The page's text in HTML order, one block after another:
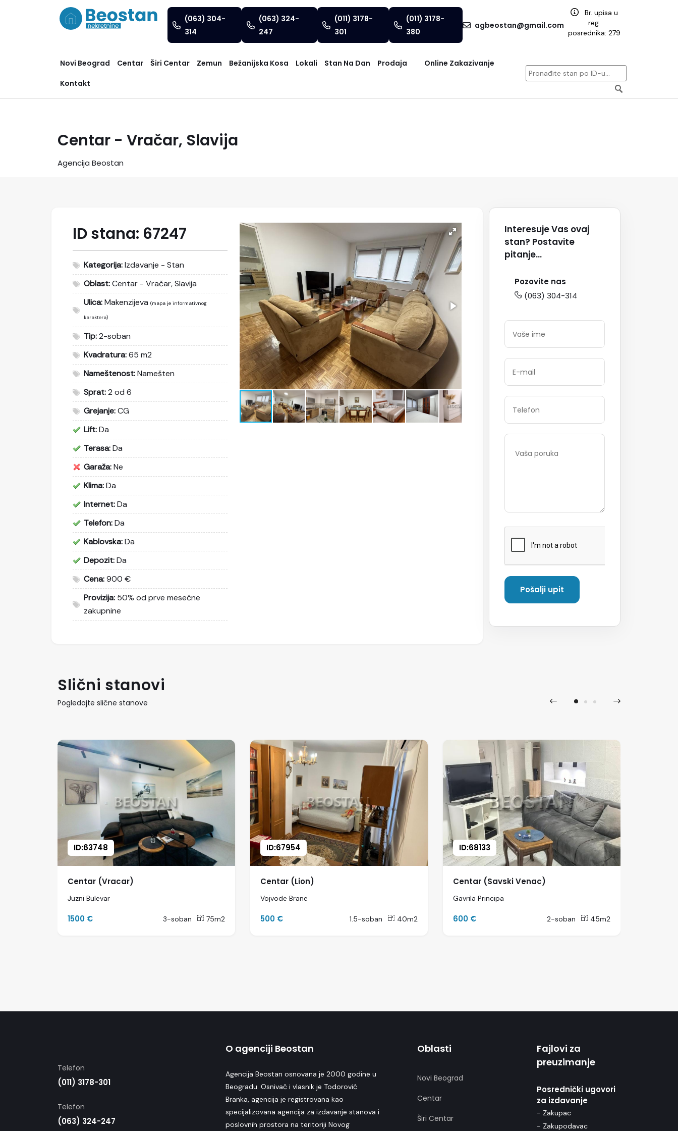
(063) 304-
314
(063) 324-
247
(011) 3178-
301
(011) 3178-
380
agbeostan@gmail.com
Br. upisa u
reg.
posrednika: 279
Novi Beograd Centar Širi Centar Zemun Bežanijska Kosa Lokali Stan Na Dan Prodaja
Online Zakazivanje
Kontakt
Centar - Vračar, Slavija
Agencija Beostan
ID stana: 67247
Kategorija:Izdavanje - Stan
Oblast:Centar - Vračar, Slavija
Ulica:Makenzijeva (mapa je informativnog
karaktera)
Tip:2-soban
Kvadratura:65 m2
Nameštenost:Namešten
Sprat:2 od 6
Grejanje:CG
Lift:Da
Terasa:Da
Garaža:Ne
Klima:Da
Internet:Da
Telefon:Da
Kablovska:Da
Depozit:Da
Cena:900 €
Provizija: 50% od prve mesečne
zakupnine
Interesuje Vas ovaj
stan? Postavite
pitanje...
Pozovite nas
(063) 304-314
Slični stanovi
Pogledajte slične stanove
ID:63748
Centar (Vracar)
Juzni Bulevar
1500 € 3-soban 75m2
ID:67954
Centar (Lion)
Vojvode Brane
500 € 1.5-soban 40m2
ID:68133
Centar (Savski Venac)
Gavrila Principa
600 € 2-soban 45m2
Telefon
(011) 3178-301
Telefon
(063) 324-247
O agenciji Beostan
Agencija Beostan osnovana je 2000 godine u
Beogradu. Osnivač i vlasnik je Todorović
Branka, agencija je registrovana kao
specijalizovana agencija za izdavanje stanova i
poslovnih prostora na teritoriji Novog
Oblasti
Novi Beograd
Centar
Širi Centar
Fajlovi za
preuzimanje
Posrednički ugovori
za izdavanje
- Zakupac
- Zakupodavac